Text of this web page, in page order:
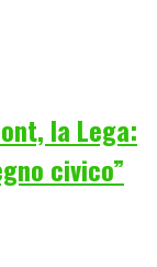
la Lega:
civico”